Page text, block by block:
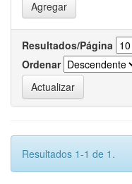
Resultados/Página
Ordenar
Resultados 1-1 de 1.